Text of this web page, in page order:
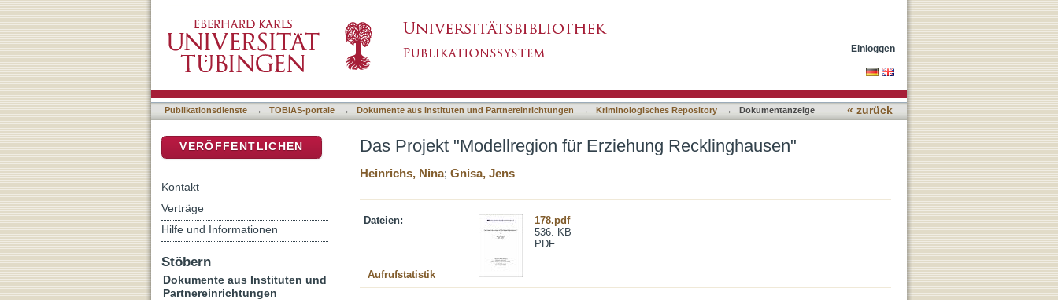
Einloggen
Publikationsdienste → TOBIAS-portale → Dokumente aus Instituten und Partnereinrichtungen → Kriminologisches Repository → Dokumentanzeige « zurück
Das Projekt "Modellregion für Erziehung Recklinghausen"
Heinrichs, Nina; Gnisa, Jens
Dateien:
178.pdf
536. KB
PDF
Aufrufstatistik
VERÖFFENTLICHEN
Kontakt
Verträge
Hilfe und Informationen
Stöbern
Dokumente aus Instituten und
Partnereinrichtungen